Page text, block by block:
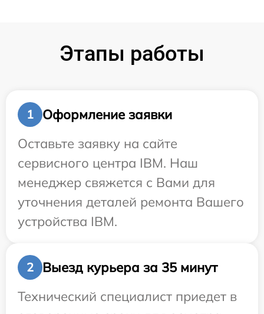
Этапы работы
1
Оформление заявки
Оставьте заявку на сайте
сервисного центра IBM. Наш
менеджер свяжется с Вами для
уточнения деталей ремонта Вашего
устройства IBM.
2
Выезд курьера за 35 минут
Технический специалист приедет в